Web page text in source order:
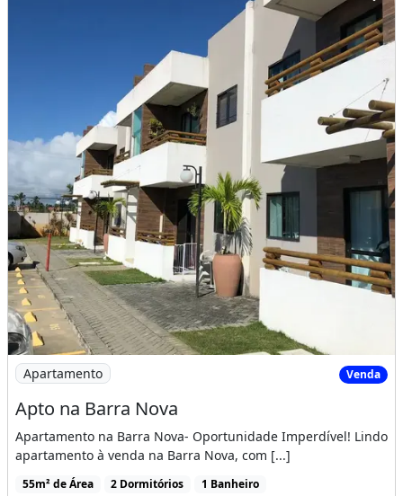
Imagem: Apto na Barra Nova
Apartamento Venda
Apto na Barra Nova
Apartamento na Barra Nova- Oportunidade Imperdível! Lindo
apartamento à venda na Barra Nova, com [...]
55m² de Área 2 Dormitórios
1 Banheiro